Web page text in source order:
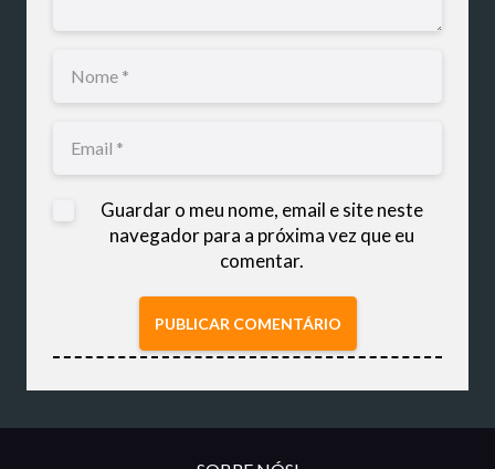
Guardar o meu nome, email e site neste
navegador para a próxima vez que eu
comentar.
PUBLICAR COMENTÁRIO